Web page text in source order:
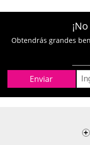
Obtendrás grandes
+